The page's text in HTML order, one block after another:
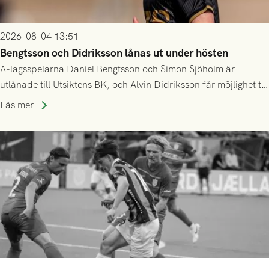
2026-08-04 13:51
Bengtsson och Didriksson lånas ut under hösten
A-lagsspelarna Daniel Bengtsson och Simon Sjöholm är
utlånade till Utsiktens BK, och Alvin Didriksson får möjlighet till
speltid i Hestrafors genom föreningssamarbete.
Läs mer